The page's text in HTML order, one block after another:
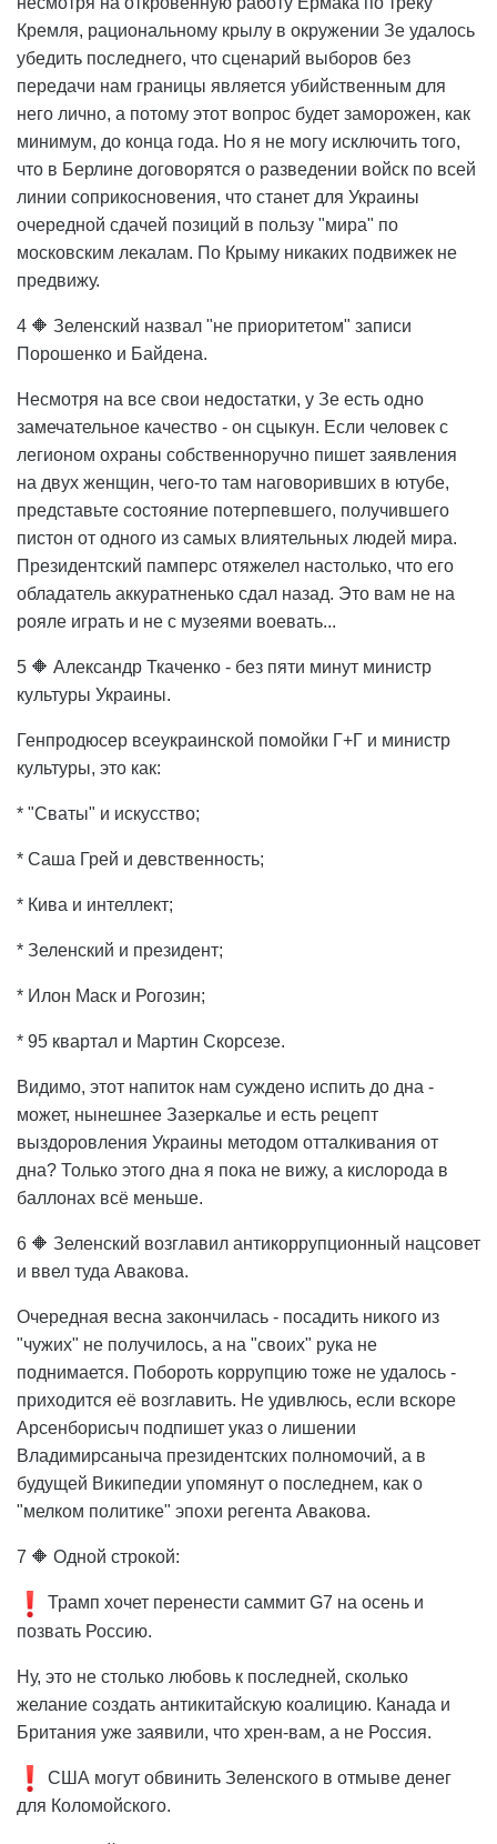
Кремля, рациональному крылу в окружении Зе удалось
убедить последнего, что сценарий выборов без
передачи нам границы является убийственным для
него лично, а потому этот вопрос будет заморожен, как
минимум, до конца года. Но я не могу исключить того,
что в Берлине договорятся о разведении войск по всей
линии соприкосновения, что станет для Украины
очередной сдачей позиций в пользу "мира" по
московским лекалам. По Крыму никаких подвижек не
предвижу.
4 🔶 Зеленский назвал "не приоритетом" записи
Порошенко и Байдена.
Несмотря на все свои недостатки, у Зе есть одно
замечательное качество - он сцыкун. Если человек с
легионом охраны собственноручно пишет заявления
на двух женщин, чего-то там наговоривших в ютубе,
представьте состояние потерпевшего, получившего
пистон от одного из самых влиятельных людей мира.
Президентский памперс отяжелел настолько, что его
обладатель аккуратненько сдал назад. Это вам не на
рояле играть и не с музеями воевать...
5 🔶 Александр Ткаченко - без пяти минут министр
культуры Украины.
Генпродюсер всеукраинской помойки Г+Г и министр
культуры, это как:
* "Сваты" и искусство;
* Саша Грей и девственность;
* Кива и интеллект;
* Зеленский и президент;
* Илон Маск и Рогозин;
* 95 квартал и Мартин Скорсезе.
Видимо, этот напиток нам суждено испить до дна -
может, нынешнее Зазеркалье и есть рецепт
выздоровления Украины методом отталкивания от
дна? Только этого дна я пока не вижу, а кислорода в
баллонах всё меньше.
6 🔶 Зеленский возглавил антикоррупционный нацсовет
и ввел туда Авакова.
Очередная весна закончилась - посадить никого из
"чужих" не получилось, а на "своих" рука не
поднимается. Побороть коррупцию тоже не удалось -
приходится её возглавить. Не удивлюсь, если вскоре
Арсенборисыч подпишет указ о лишении
Владимирсаныча президентских полномочий, а в
будущей Википедии упомянут о последнем, как о
"мелком политике" эпохи регента Авакова.
7 🔶 Одной строкой:
Трамп хочет перенести саммит G7 на осень и
позвать Россию.
Ну, это не столько любовь к последней, сколько
желание создать антикитайскую коалицию. Канада и
Британия уже заявили, что хрен-вам, а не Россия.
США могут обвинить Зеленского в отмыве денег
для Коломойского.